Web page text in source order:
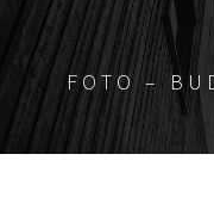
FOTO –